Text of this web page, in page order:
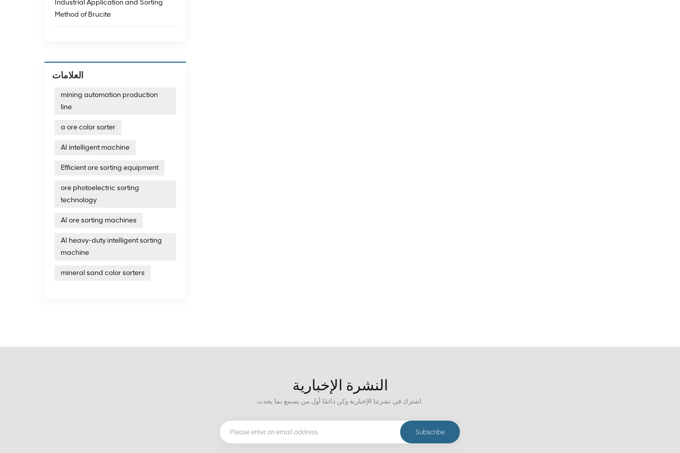
Industrial Application and Sorting
Method of Brucite
العلامات
mining automation production
line
a ore color sorter
AI intelligent machine
Efficient ore sorting equipment
ore photoelectric sorting
technology
AI ore sorting machines
AI heavy-duty intelligent sorting
machine
mineral sand color sorters
النشرة الإخبارية
اشترك في نشرتنا الإخبارية وكن دائمًا أول من يسمع بما يحدث.